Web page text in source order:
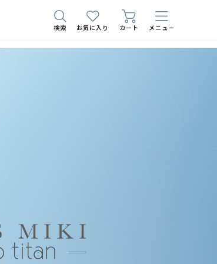
検索 お気に入り カート メニュー